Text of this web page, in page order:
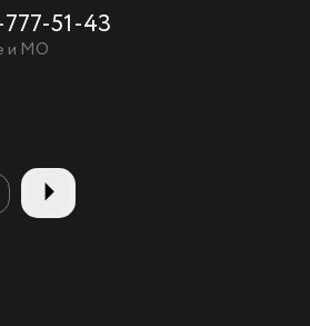
51-43
и МО